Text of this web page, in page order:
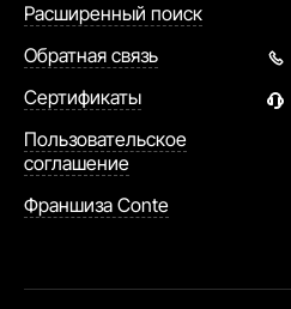
Расширенный поиск
Обратная связь
Сертификаты
Пользовательское
соглашение
Франшиза Conte